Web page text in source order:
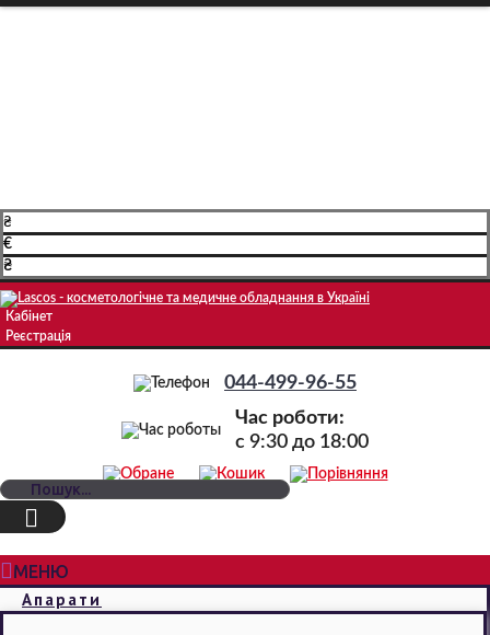
₴
€
₴
Кабінет
Реєстрація
044-499-96-55
Час роботи:
c 9:30 до 18:00
МЕНЮ
Апарати